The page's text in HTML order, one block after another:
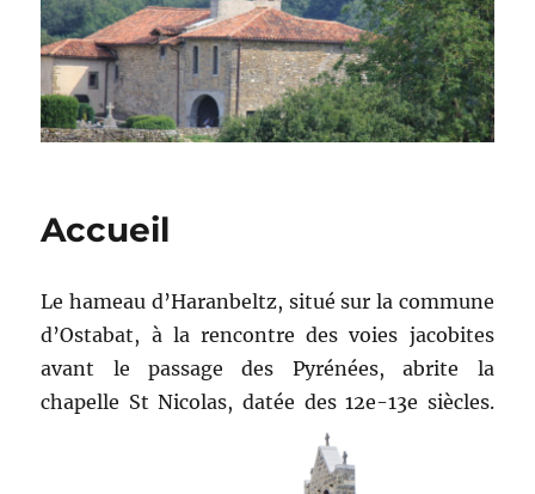
Accueil
Le hameau d’Haranbeltz, situé sur la commune
d’Ostabat, à la rencontre des voies jacobites
avant le passage des Pyrénées, abrite la
chapelle St Nicolas, datée des 12e-13e siècles.